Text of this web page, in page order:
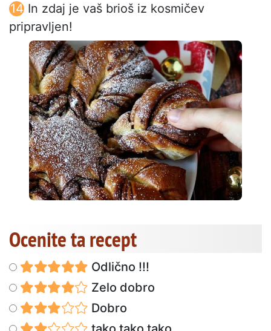
In zdaj je vaš brioš iz kosmičev
pripravljen!
Ocenite ta recept
Odlično !!!
Zelo dobro
Dobro